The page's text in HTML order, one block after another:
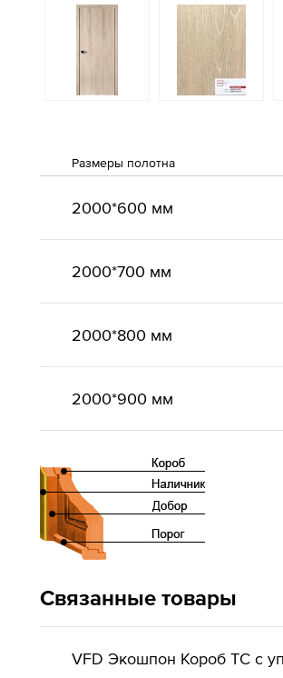
Размеры полотна
2000*600 мм
2000*700 мм
2000*800 мм
2000*900 мм
Связанные товары
VFD Экошпон Короб ТС с